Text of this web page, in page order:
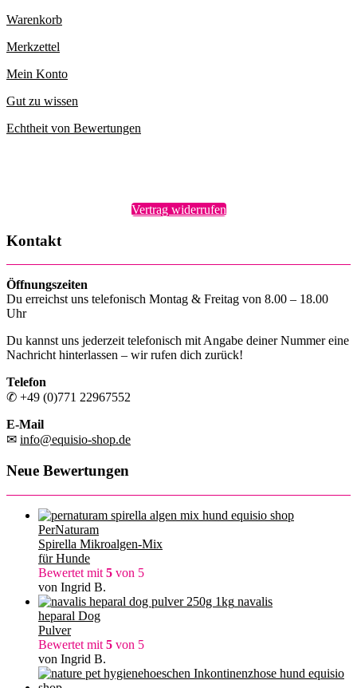
Warenkorb
Merkzettel
Mein Konto
Gut zu wissen
Echtheit von Bewertungen
Vertrag widerrufen
Kontakt
Öffnungszeiten
Du erreichst uns telefonisch Montag & Freitag von 8.00 – 18.00
Uhr
Du kannst uns jederzeit telefonisch mit Angabe deiner Nummer eine
Nachricht hinterlassen – wir rufen dich zurück!
Telefon
✆ +49 (0)771 22967552
E-Mail
✉ info@equisio-shop.de
Neue Bewertungen
PerNaturam
Spirella Mikroalgen-Mix
für Hunde
Bewertet mit 5 von 5
von Ingrid B.
navalis
heparal Dog
Pulver
Bewertet mit 5 von 5
von Ingrid B.